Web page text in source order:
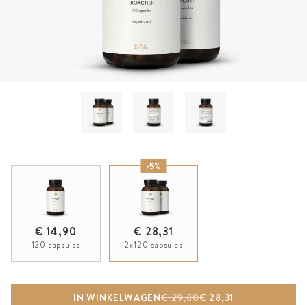
€ 14,90
120 capsules
-5%
€ 28,31
2x120 capsules
IN WINKELWAGEN € 28,31
€ 29,80